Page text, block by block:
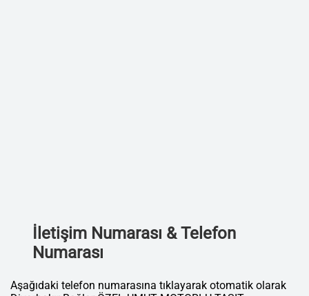
İletişim Numarası & Telefon
Numarası
Aşağıdaki telefon numarasına tıklayarak otomatik olarak